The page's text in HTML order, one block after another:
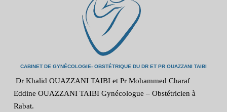
CABINET DE GYNÉCOLOGIE- OBSTÉTRIQUE DU DR ET PR OUAZZANI TAIBI
Dr Khalid OUAZZANI TAIBI et Pr Mohammed Charaf
Eddine OUAZZANI TAIBI Gynécologue – Obstétricien à
Rabat.